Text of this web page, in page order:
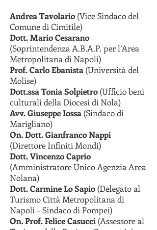
Andrea Tavolario (Vice Sindaco del
Comune di Cimitile)
Dott. Mario Cesarano
(Soprintendenza A.B.A.P. per l’Area
Metropolitana di Napoli)
Prof. Carlo Ebanista (Università del
Molise)
Dott.ssa Tonia Solpietro (Ufficio beni
culturali della Diocesi di Nola)
Avv. Giuseppe Iossa (Sindaco di
Marigliano)
On. Dott. Gianfranco Nappi
(Direttore Infiniti Mondi)
Dott. Vincenzo Caprio
(Amministratore Unico Agenzia Area
Nolana)
Dott. Carmine Lo Sapio (Delegato al
Turismo Città Metropolitana di
Napoli – Sindaco di Pompei)
On. Prof. Felice Casucci (Assessore al